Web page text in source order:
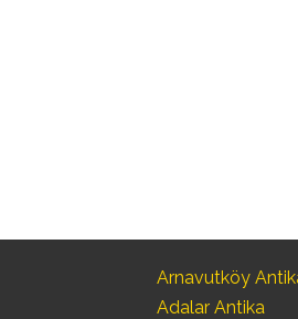
Arnavutköy
Adalar Antika